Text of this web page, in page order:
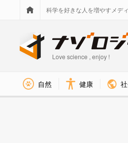
科学を好きな人を増やすメデ
Love science , enjoy !
自然 健康